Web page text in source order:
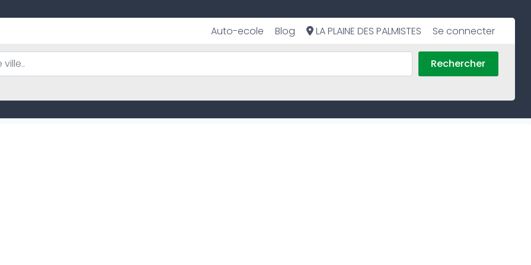
Auto-ecole Blog LA PLAINE DES PALMISTES Se connecter
Rechercher